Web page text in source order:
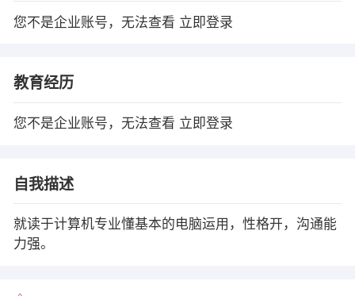
您不是企业账号，无法查看 立即登录
教育经历
您不是企业账号，无法查看 立即登录
自我描述
就读于计算机专业懂基本的电脑运用，性格开，沟通能
力强。